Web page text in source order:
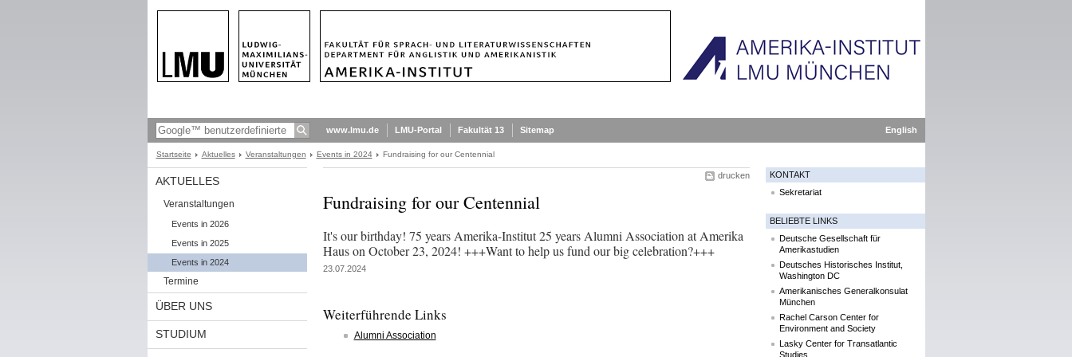
www.lmu.de LMU-Portal Fakultät 13 Sitemap English
Startseite Aktuelles Veranstaltungen Events in 2024 Fundraising for our Centennial
AKTUELLES
Veranstaltungen
Events in 2026
Events in 2025
Events in 2024
Termine
ÜBER UNS
STUDIUM
drucken
Fundraising for our Centennial
It's our birthday! 75 years Amerika-Institut 25 years Alumni Association at Amerika
Haus on October 23, 2024! +++Want to help us fund our big celebration?+++
23.07.2024
Weiterführende Links
Alumni Association
KONTAKT
Sekretariat
BELIEBTE LINKS
Deutsche Gesellschaft für
Amerikastudien
Deutsches Historisches Institut,
Washington DC
Amerikanisches Generalkonsulat
München
Rachel Carson Center for
Environment and Society
Lasky Center for Transatlantic
Studies